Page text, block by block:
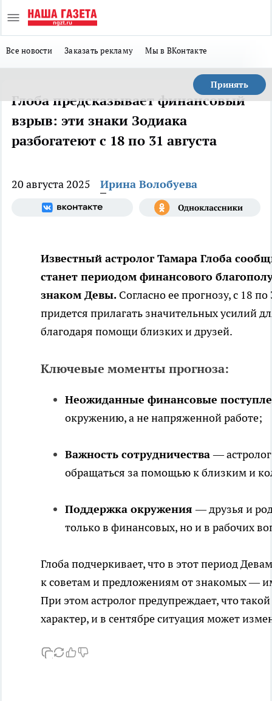
Все новости Заказать рекламу Мы в ВКонтакте
Принять
Глоба предсказывает финансовый
взрыв: эти знаки Зодиака
разбогатеют с 18 по 31 августа
20 августа 2025 Ирина Волобуева
Известный астролог Тамара Глоба
станет периодом финансового
знаком Девы. Согласно ее прогнозу, с 18
придется прилагать значительных усилий
благодаря помощи близких и друзей.
Ключевые моменты прогноза:
Неожиданные финансовые
окружению, а не напряженной работе;
Важность сотрудничества—
обращаться за помощью к близким и
Поддержка окружения— друзья и
только в финансовых, но и в рабочих
Глоба подчеркивает, что в этот период
к советам и предложениям от знакомых —
При этом астролог предупреждает, что
характер, и в сентябре ситуация может